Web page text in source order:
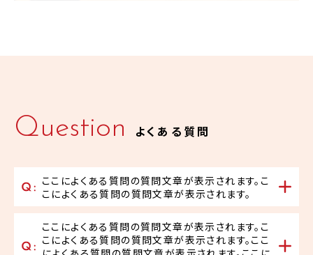
Question よくある質問
ここによくある質問の質問文章が表示されます。こ
こによくある質問の質問文章が表示されます。
ここによくある質問の質問文章が表示されます。こ
こによくある質問の質問文章が表示されます。ここ